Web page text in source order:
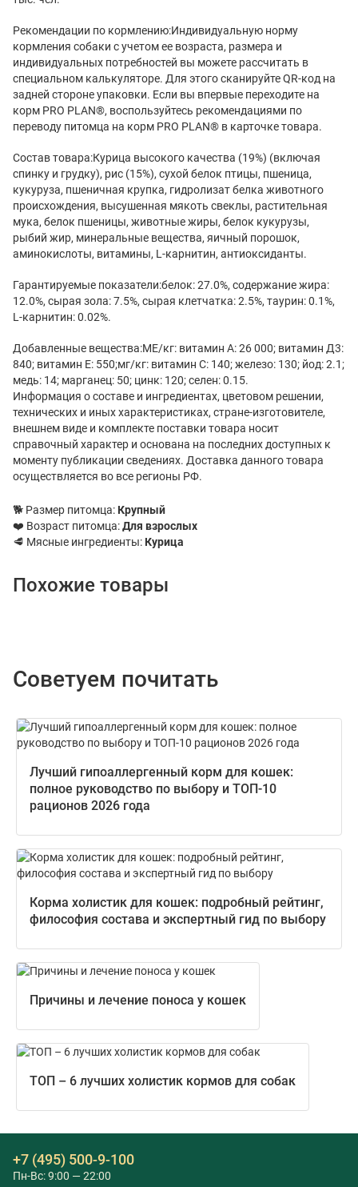
Рекомендации по кормлению:Индивидуальную норму
кормления собаки с учетом ее возраста, размера и
индивидуальных потребностей вы можете рассчитать в
специальном калькуляторе. Для этого сканируйте QR-код на
задней стороне упаковки. Если вы впервые переходите на
корм PRO PLAN®, воспользуйтесь рекомендациями по
переводу питомца на корм PRO PLAN® в карточке товара.
Состав товара:Курица высокого качества (19%) (включая
спинку и грудку), рис (15%), сухой белок птицы, пшеница,
кукуруза, пшеничная крупка, гидролизат белка животного
происхождения, высушенная мякоть свеклы, растительная
мука, белок пшеницы, животные жиры, белок кукурузы,
рыбий жир, минеральные вещества, яичный порошок,
аминокислоты, витамины, L-карнитин, антиоксиданты.
Гарантируемые показатели:белок: 27.0%, содержание жира:
12.0%, сырая зола: 7.5%, сырая клетчатка: 2.5%, таурин: 0.1%,
L-карнитин: 0.02%.
Добавленные вещества:МЕ/кг: витамин А: 26 000; витамин Д3:
840; витамин E: 550;мг/кг: витамин C: 140; железо: 130; йод: 2.1;
медь: 14; марганец: 50; цинк: 120; селен: 0.15.
Информация о составе и ингредиентах, цветовом решении,
технических и иных характеристиках, стране-изготовителе,
внешнем виде и комплекте поставки товара носит
справочный характер и основана на последних доступных к
моменту публикации сведениях. Доставка данного товара
осуществляется во все регионы РФ.
🐕 Размер питомца: Крупный
❤️ Возраст питомца:Для взрослых
🥩 Мясные ингредиенты: Курица
Похожие товары
Советуем почитать
Лучший гипоаллергенный корм для кошек:
полное руководство по выбору и ТОП-10
рационов 2026 года
Корма холистик для кошек: подробный рейтинг,
философия состава и экспертный гид по выбору
Причины и лечение поноса у кошек
ТОП – 6 лучших холистик кормов для собак
+7 (495) 500-9-100
Пн-Вс: 9:00 — 22:00